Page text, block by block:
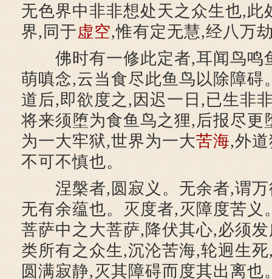
无色界中非非想处天之众生也,此
界,同于虚空,惟有定无慧,经八万
佛时有一修此定者,耳闻鸟鸣
萌嗔念,云当食尽此鱼鸟以除障碍
道后,即欲度之,因迟一日,已生非
将来须堕为食鱼鸟之狸,后报尽更
为一大牢狱,世界为一大苦海,外
不可不慎也。
涅槃者,圆寂义。无余者,谓万
无有余蕴也。灭度者,灭障度苦义
菩萨中之大菩萨,降伏其心,必须
类所有之众生,沉沦苦海,轮迥生
圆满寂静,灭其障碍而度其出离也